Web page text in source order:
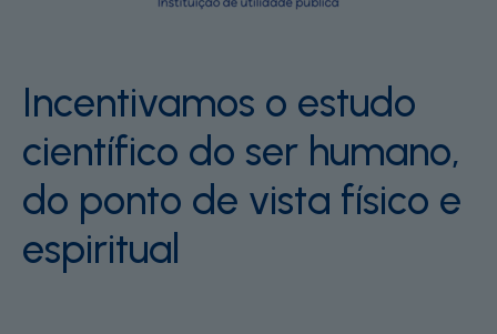
Incentivamos o estudo
científico do ser humano,
do ponto de vista físico e
espiritual